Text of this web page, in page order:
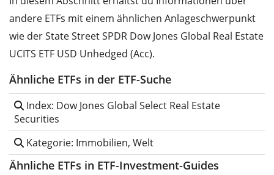
andere ETFs mit einem ähnlichen Anlageschwerpunkt
wie der State Street SPDR Dow Jones Global Real Estate
UCITS ETF USD Unhedged (Acc).
Ähnliche ETFs in der ETF-Suche
Index: Dow Jones Global Select Real Estate
Securities
Kategorie: Immobilien, Welt
Ähnliche ETFs in ETF-Investment-Guides